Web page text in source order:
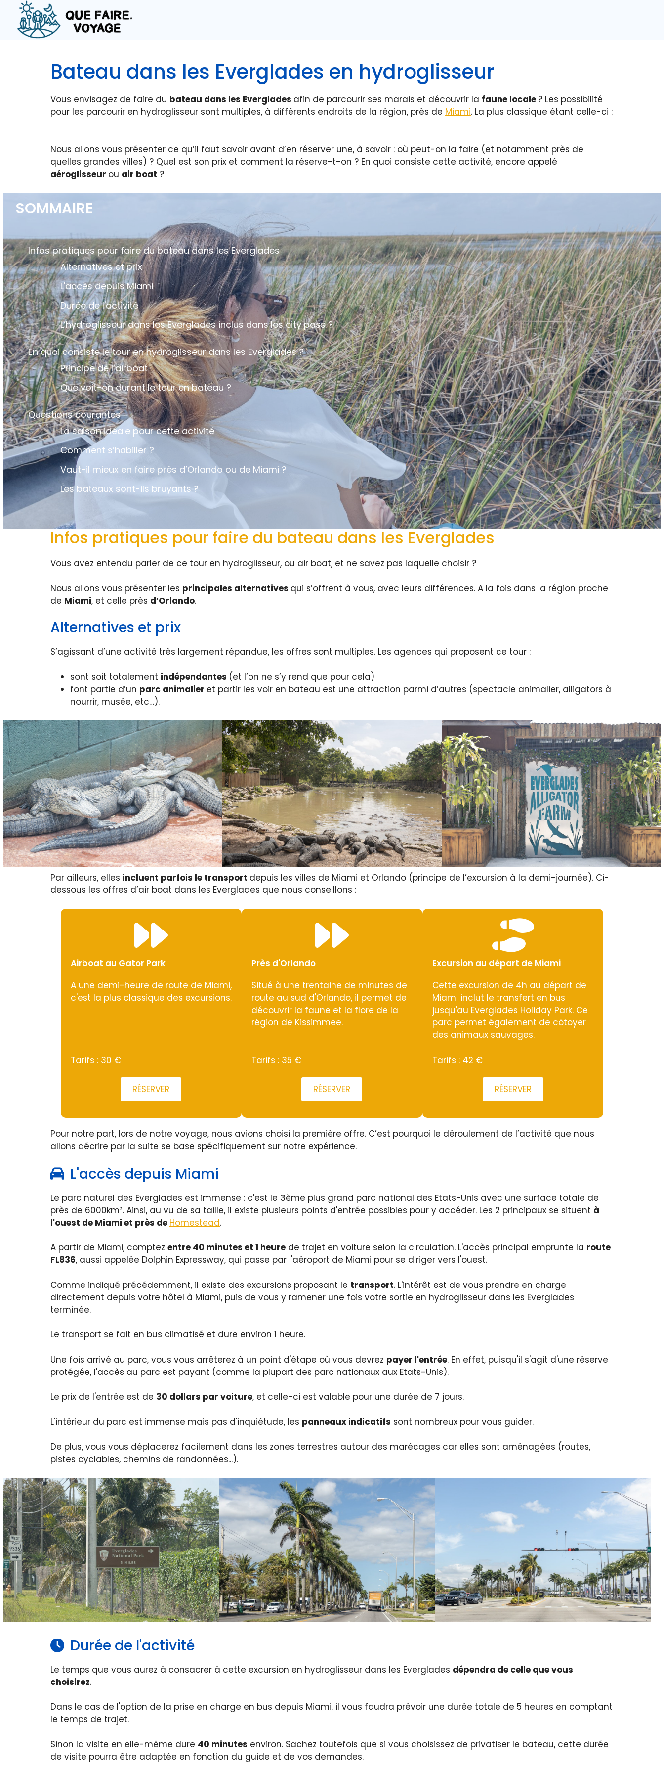
contenu
Bateau dans les Everglades en hydroglisseur
Vous envisagez de faire du bateau dans les Everglades afin de parcourir ses marais et découvrir la faune locale ? Les possibilité
pour les parcourir en hydroglisseur sont multiples, à différents endroits de la région, près de Miami. La plus classique étant celle-ci :
Nous allons vous présenter ce qu’il faut savoir avant d’en réserver une, à savoir : où peut-on la faire (et notamment près de
quelles grandes villes) ? Quel est son prix et comment la réserve-t-on ? En quoi consiste cette activité, encore appelé
aéroglisseur ou air boat ?
SOMMAIRE
Infos pratiques pour faire du bateau dans les Everglades
Alternatives et prix
L'accès depuis Miami
Durée de l'activité
L’hydroglisseur dans les Everglades inclus dans les city pass ?
En quoi consiste le tour en hydroglisseur dans les Everglades ?
Principe de l’airboat
Que voit-on durant le tour en bateau ?
Questions courantes
La saison idéale pour cette activité
Comment s’habiller ?
Vaut-il mieux en faire près d’Orlando ou de Miami ?
Les bateaux sont-ils bruyants ?
Infos pratiques pour faire du bateau dans les Everglades
Vous avez entendu parler de ce tour en hydroglisseur, ou air boat, et ne savez pas laquelle choisir ?
Nous allons vous présenter les principales alternatives qui s’offrent à vous, avec leurs différences. A la fois dans la région proche
de Miami, et celle près d’Orlando.
Alternatives et prix
S’agissant d’une activité très largement répandue, les offres sont multiples. Les agences qui proposent ce tour :
sont soit totalement indépendantes (et l’on ne s’y rend que pour cela)
font partie d’un parc animalier et partir les voir en bateau est une attraction parmi d’autres (spectacle animalier, alligators à
nourrir, musée, etc…).
Par ailleurs, elles incluent parfois le transport depuis les villes de Miami et Orlando (principe de l’excursion à la demi-journée). Ci-
dessous les offres d’air boat dans les Everglades que nous conseillons :
Airboat au Gator Park
A une demi-heure de route de Miami,
c'est la plus classique des excursions.
Tarifs : 30 €
RÉSERVER
Près d'Orlando
Situé à une trentaine de minutes de
route au sud d'Orlando, il permet de
découvrir la faune et la flore de la
région de Kissimmee.
Tarifs : 35 €
RÉSERVER
Excursion au départ de Miami
Cette excursion de 4h au départ de
Miami inclut le transfert en bus
jusqu'au Everglades Holiday Park. Ce
parc permet également de côtoyer
des animaux sauvages.
Tarifs : 42 €
RÉSERVER
Pour notre part, lors de notre voyage, nous avions choisi la première offre. C’est pourquoi le déroulement de l’activité que nous
allons décrire par la suite se base spécifiquement sur notre expérience.
L'accès depuis Miami
Le parc naturel des Everglades est immense : c'est le 3ème plus grand parc national des Etats-Unis avec une surface totale de
près de 6000km². Ainsi, au vu de sa taille, il existe plusieurs points d'entrée possibles pour y accéder. Les 2 principaux se situent à
l'ouest de Miami et près de Homestead.
A partir de Miami, comptez entre 40 minutes et 1 heurede trajet en voiture selon la circulation. L'accès principal emprunte la route
FL836, aussi appelée Dolphin Expressway, qui passe par l'aéroport de Miami pour se diriger vers l'ouest.
Comme indiqué précédemment, il existe des excursions proposant le transport. L'intérêt est de vous prendre en charge
directement depuis votre hôtel à Miami, puis de vous y ramener une fois votre sortie en hydroglisseur dans les Everglades
terminée.
Le transport se fait en bus climatisé et dure environ 1 heure.
Une fois arrivé au parc, vous vous arrêterez à un point d'étape où vous devrez payer l'entrée. En effet, puisqu'il s'agit d'une réserve
protégée, l'accès au parc est payant (comme la plupart des parc nationaux aux Etats-Unis).
Le prix de l'entrée est de 30 dollars par voiture, et celle-ci est valable pour une durée de 7 jours.
L'intérieur du parc est immense mais pas d'inquiétude, les panneaux indicatifs sont nombreux pour vous guider.
De plus, vous vous déplacerez facilement dans les zones terrestres autour des marécages car elles sont aménagées (routes,
pistes cyclables, chemins de randonnées...).
Durée de l'activité
Le temps que vous aurez à consacrer à cette excursion en hydroglisseur dans les Everglades dépendra de celle que vous
choisirez.
Dans le cas de l'option de la prise en charge en bus depuis Miami, il vous faudra prévoir une durée totale de 5 heures en comptant
le temps de trajet.
Sinon la visite en elle-même dure 40 minutes environ. Sachez toutefois que si vous choisissez de privatiser le bateau, cette durée
de visite pourra être adaptée en fonction du guide et de vos demandes.